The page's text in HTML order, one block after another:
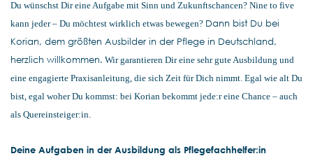
Du wünschst Dir eine Aufgabe mit Sinn und Zukunftschancen? Nine to five
kann jeder – Du möchtest wirklich etwas bewegen? Dann bist Du bei
Korian, dem größten Ausbilder in der Pflege in Deutschland,
herzlich willkommen. Wir garantieren Dir eine sehr gute Ausbildung und
eine engagierte Praxisanleitung, die sich Zeit für Dich nimmt. Egal wie alt Du
bist, egal woher Du kommst: bei Korian bekommt jede:r eine Chance – auch
als Quereinsteiger:in.
Deine Aufgaben in der Ausbildung als Pflegefachhelfer:in